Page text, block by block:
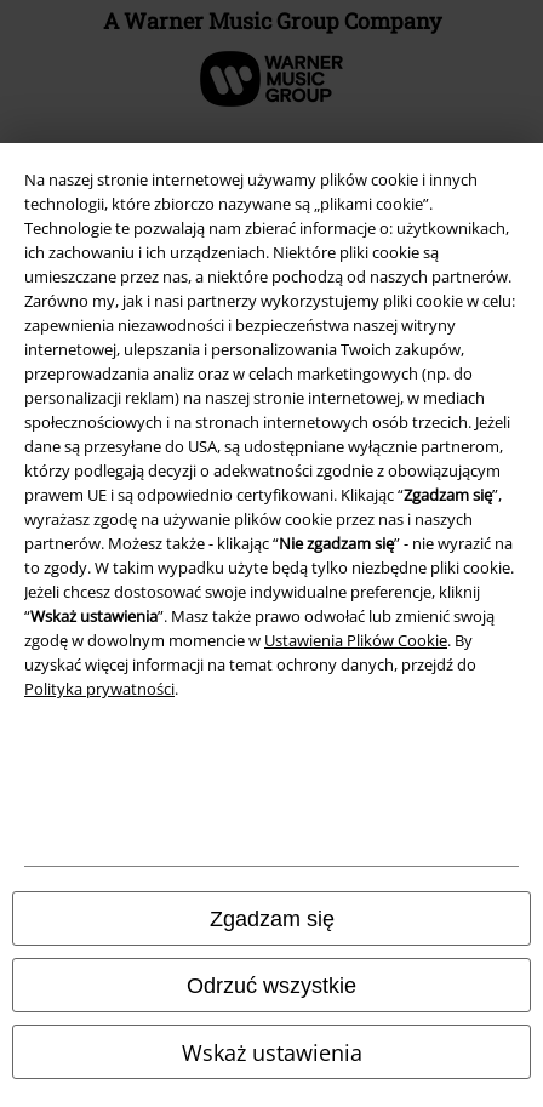
Na naszej stronie internetowej używamy plików cookie i innych
technologii, które zbiorczo nazywane są „plikami cookie”.
Technologie te pozwalają nam zbierać informacje o: użytkownikach,
ich zachowaniu i ich urządzeniach. Niektóre pliki cookie są
umieszczane przez nas, a niektóre pochodzą od naszych partnerów.
Zarówno my, jak i nasi partnerzy wykorzystujemy pliki cookie w celu:
zapewnienia niezawodności i bezpieczeństwa naszej witryny
internetowej, ulepszania i personalizowania Twoich zakupów,
przeprowadzania analiz oraz w celach marketingowych (np. do
personalizacji reklam) na naszej stronie internetowej, w mediach
społecznościowych i na stronach internetowych osób trzecich. Jeżeli
dane są przesyłane do USA, są udostępniane wyłącznie partnerom,
którzy podlegają decyzji o adekwatności zgodnie z obowiązującym
prawem UE i są odpowiednio certyfikowani. Klikając “Zgadzam się”,
wyrażasz zgodę na używanie plików cookie przez nas i naszych
partnerów. Możesz także - klikając “Nie zgadzam się” - nie wyrazić na
to zgody. W takim wypadku użyte będą tylko niezbędne pliki cookie.
Jeżeli chcesz dostosować swoje indywidualne preferencje, kliknij
“Wskaż ustawienia”. Masz także prawo odwołać lub zmienić swoją
zgodę w dowolnym momencie w Ustawienia Plików Cookie. By
uzyskać więcej informacji na temat ochrony danych, przejdź do
Polityka prywatności.
Zgadzam się
Odrzuć wszystkie
Wskaż ustawienia
A Warner Music Group Company
Informacje prawne
Regulamin
Dane firmy
Polityka prywatności
Unieszkodliwianie odpadów i ochrona środowiska
Deklaracja Zgodności
Informacje dotyczące dostępności
© 1986-2026 E.M.P. Merchandising HGmbH
Sklepy internetowe EMP